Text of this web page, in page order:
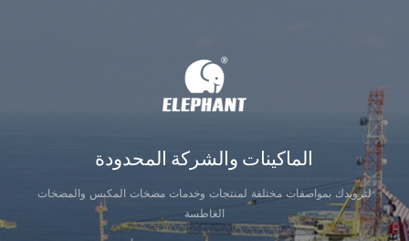
الماكينات والشركة المحدودة
لتزويدك بمواصفات مختلفة لمنتجات وخدمات مضخات المكبس والمضخات
الغاطسة